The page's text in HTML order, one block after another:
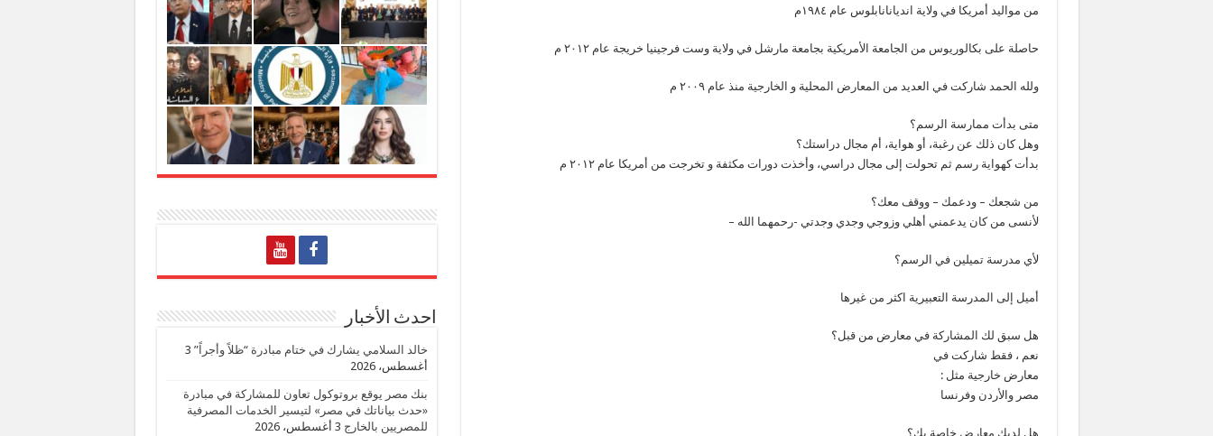
من مواليد أمريكا في ولاية انديانانابلوس عام ١٩٨٤م
حاصلة على بكالوريوس من الجامعة الأمريكية بجامعة مارشل في ولاية وست فرجينيا خريجة عام ٢٠١٢ م
ولله الحمد شاركت في العديد من المعارض المحلية و الخارجية منذ عام ٢٠٠٩ م
متى بدأت ممارسة الرسم؟
وهل كان ذلك عن رغبة، أو هواية، أم مجال دراستك؟
بدأت كهواية رسم ثم تحولت إلى مجال دراسي، وأخذت دورات مكثفة و تخرجت من أمريكا عام ٢٠١٢ م
من شجعك – ودعمك – ووقف معك؟
لأنسى من كان يدعمني أهلي وزوجي وجدي وجدتي -رحمهما الله –
لأي مدرسة تميلين في الرسم؟
أميل إلى المدرسة التعبيرية اكثر من غيرها
هل سبق لك المشاركة في معارض من قبل؟
نعم ، فقط شاركت في
معارض خارجية مثل :
مصر والأردن وفرنسا
هل لديك معارض خاصة بك؟
احدث الأخبار
خالد السلامي يشارك في ختام مبادرة “ظلاً وأجراً” 3
أغسطس، 2026
بنك مصر يوقع بروتوكول تعاون للمشاركة في مبادرة
«حدث بياناتك في مصر» لتيسير الخدمات المصرفية
للمصريين بالخارج 3 أغسطس، 2026